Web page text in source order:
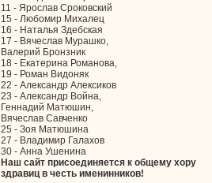
11 - Ярослав Сроковский
15 - Любомир Михалец
16 - Наталья Здебская
17 - Вячеслав Мурашко,
Валерий Бронзник
18 - Екатерина Романова,
19 - Роман Видоняк
22 - Александр Алексиков
23 - Александр Война,
Геннадий Матюшин,
Вячеслав Савченко
25 - Зоя Матюшина
27 - Владимир Галахов
30 - Анна Ушенина
Наш сайт присоединяется к общему хору
здравиц в честь именинников!